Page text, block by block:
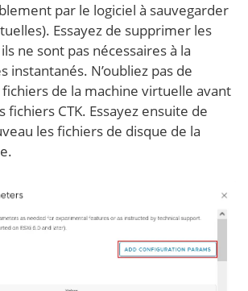
par le logiciel à sauvegarder
Essayez de supprimer les
ne sont pas nécessaires à la
instantanés. N’oubliez pas de
de la machine virtuelle avant
CTK. Essayez ensuite de
les fichiers de disque de la